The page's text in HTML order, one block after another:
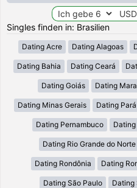
Singles finden in: Brasilien
Dating Acre Dating Alagoas
Dating Bahia Dating Ceará
Dating Goiás Dating
Dating Minas Gerais Dating Pará
Dating Pernambuco
Dating Rio Grande do Norte
Dating Rondônia Dating
Dating São Paulo Dating